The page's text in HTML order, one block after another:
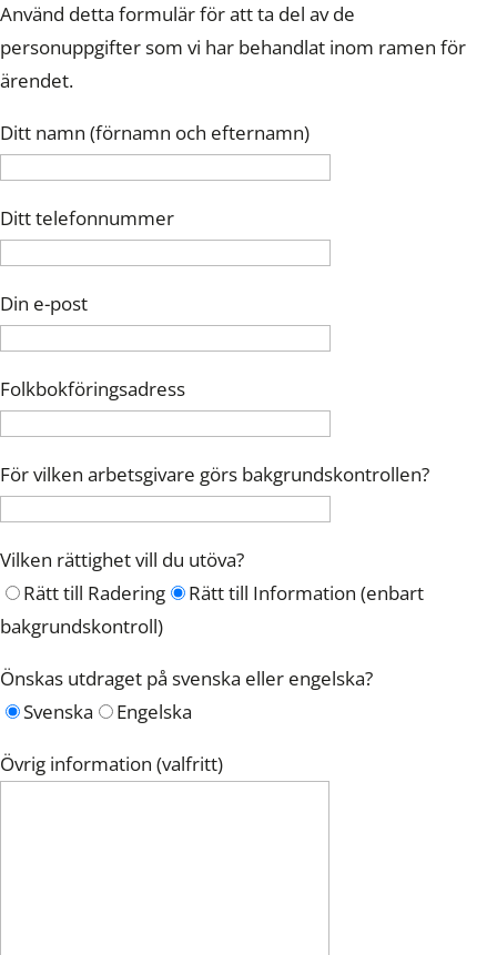
Använd detta formulär för att ta del av de
personuppgifter som vi har behandlat inom ramen för
ärendet.
Ditt namn (förnamn och efternamn)
Ditt telefonnummer
Din e-post
Folkbokföringsadress
För vilken arbetsgivare görs bakgrundskontrollen?
Vilken rättighet vill du utöva?
Rätt till Radering
Rätt till Information (enbart
bakgrundskontroll)
Önskas utdraget på svenska eller engelska?
Svenska
Engelska
Övrig information (valfritt)